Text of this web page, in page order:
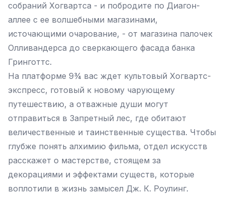
собраний Хогвартса - и побродите по Диагон-
аллее с ее волшебными магазинами,
источающими очарование, - от магазина палочек
Олливандерса до сверкающего фасада банка
Гринготтс.
На платформе 9¾ вас ждет культовый Хогвартс-
экспресс, готовый к новому чарующему
путешествию, а отважные души могут
отправиться в Запретный лес, где обитают
величественные и таинственные существа. Чтобы
глубже понять алхимию фильма, отдел искусств
расскажет о мастерстве, стоящем за
декорациями и эффектами существ, которые
воплотили в жизнь замысел Дж. К. Роулинг.